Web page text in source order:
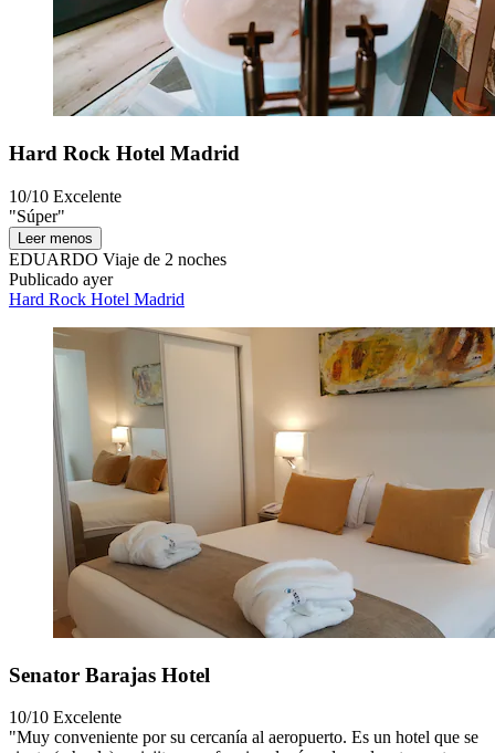
Hard Rock Hotel Madrid
10/10 Excelente
"Súper"
Leer menos
EDUARDO Viaje de 2 noches
Publicado ayer
Hard Rock Hotel Madrid
Senator Barajas Hotel
10/10 Excelente
"Muy conveniente por su cercanía al aeropuerto. Es un hotel que se